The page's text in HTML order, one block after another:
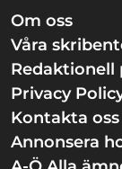
Om oss
Våra
Redaktionell
Privacy
Kontakta oss
Annonsera